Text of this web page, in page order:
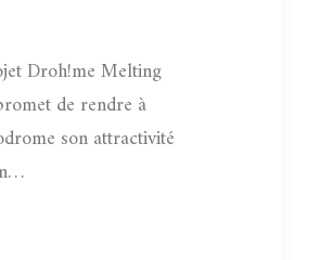
Droh!me Melting
de rendre à
son attractivité